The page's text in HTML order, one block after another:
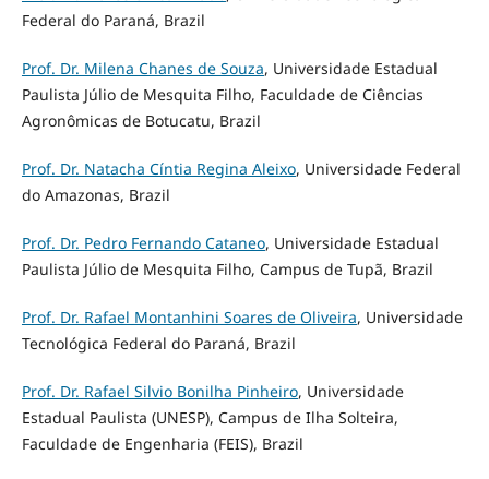
Federal do Paraná, Brazil
Prof. Dr. Milena Chanes de Souza, Universidade Estadual
Paulista Júlio de Mesquita Filho, Faculdade de Ciências
Agronômicas de Botucatu, Brazil
Prof. Dr. Natacha Cíntia Regina Aleixo, Universidade Federal
do Amazonas, Brazil
Prof. Dr. Pedro Fernando Cataneo, Universidade Estadual
Paulista Júlio de Mesquita Filho, Campus de Tupã, Brazil
Prof. Dr. Rafael Montanhini Soares de Oliveira, Universidade
Tecnológica Federal do Paraná, Brazil
Prof. Dr. Rafael Silvio Bonilha Pinheiro, Universidade
Estadual Paulista (UNESP), Campus de Ilha Solteira,
Faculdade de Engenharia (FEIS), Brazil